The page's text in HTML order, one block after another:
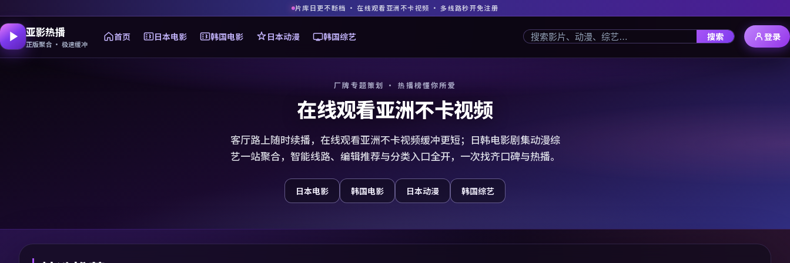
片库日更不断档 · 在线观看亚洲不卡视频 · 多线路秒开免注册
亚影热播
正版聚合 · 极速缓冲
首页 日本电影 韩国电影 日本动漫 韩国综艺 搜索 登录
厂牌专题策划 · 热播榜懂你所爱
在线观看亚洲不卡视频
客厅路上随时续播，在线观看亚洲不卡视频缓冲更短；日韩电影剧集动漫综
艺一站聚合，智能线路、编辑推荐与分类入口全开，一次找齐口碑与热播。
日本电影 韩国电影 日本动漫 韩国综艺